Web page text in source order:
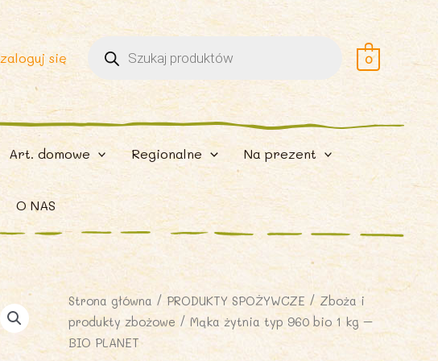
zaloguj się
Wyszukiwarka
produktów 0
Art. domowe Regionalne Na prezent
O NAS
Strona główna / PRODUKTY SPOŻYWCZE / Zboża i
produkty zbożowe / Mąka żytnia typ 960 bio 1 kg –
BIO PLANET